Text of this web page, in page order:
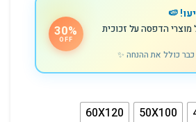
🍉
מוצרי הדפסה על זכוכית
כולל את ההנחה ✨
30%
OFF
50X100
60X120